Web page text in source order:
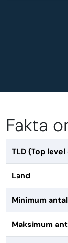
Fakta
TLD (Top
Land
Minimum
Maksimum